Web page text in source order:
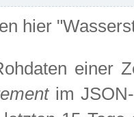
hier
einer
im JSON-